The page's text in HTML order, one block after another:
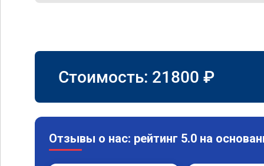
Стоимость: 21800 ₽
Отзывы о нас: рейтинг 5.0 на